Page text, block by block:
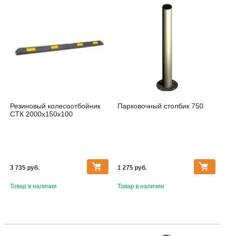
Резиновый колесоотбойник
СТК 2000х150х100
3 735 pуб.
Товар в наличии
Парковочный столбик 750
1 275 pуб.
Товар в наличии